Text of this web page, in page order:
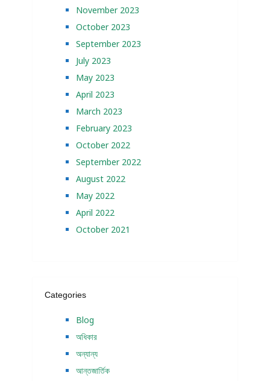
November 2023
October 2023
September 2023
July 2023
May 2023
April 2023
March 2023
February 2023
October 2022
September 2022
August 2022
May 2022
April 2022
October 2021
Categories
Blog
অধিকার
অন্যান্য
আন্তজার্তিক